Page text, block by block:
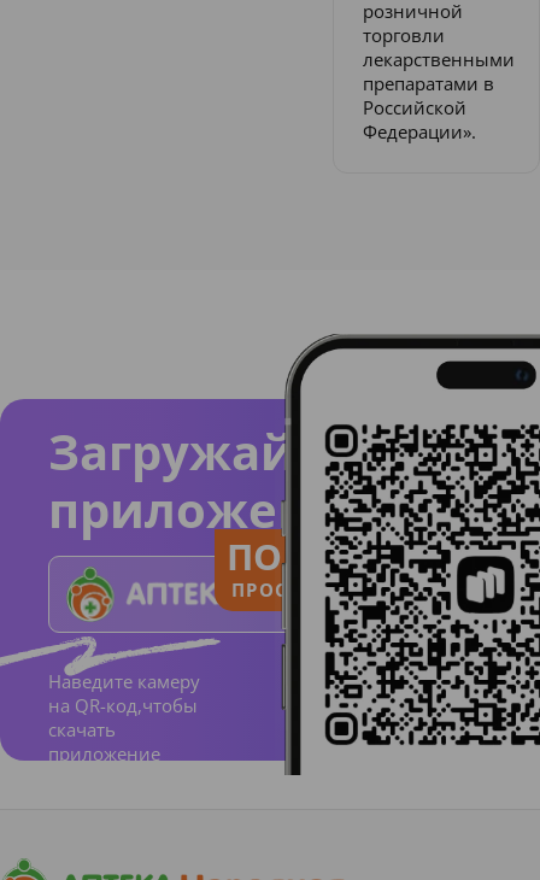
розничной
торговли
лекарственными
препаратами в
Российской
Федерации».
Загружайте
приложение
Наведите камеру
на QR-код,чтобы
скачать
приложение
ПОЛЬЗУЙСЯ
ПРОСТО И ПОНЯТНО